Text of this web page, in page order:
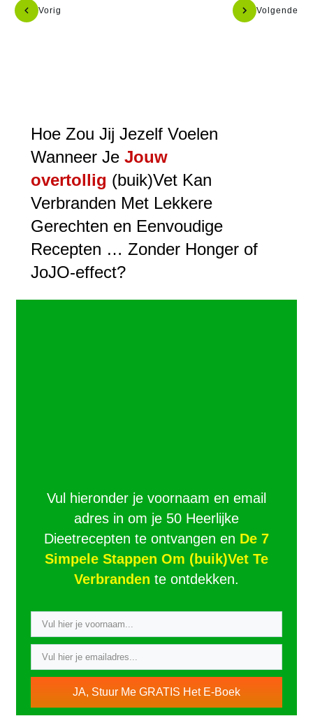
Vorig Volgende
Hoe Zou Jij Jezelf Voelen
Wanneer Je Jouw
overtollig (buik)Vet Kan
Verbranden Met Lekkere
Gerechten en Eenvoudige
Recepten … Zonder Honger of
JoJO-effect?
Vul hieronder je voornaam en email
adres in om je 50 Heerlijke
Dieetrecepten te ontvangen en De 7
Simpele Stappen Om (buik)Vet Te
Verbranden te ontdekken.
JA, Stuur Me GRATIS Het E-Boek